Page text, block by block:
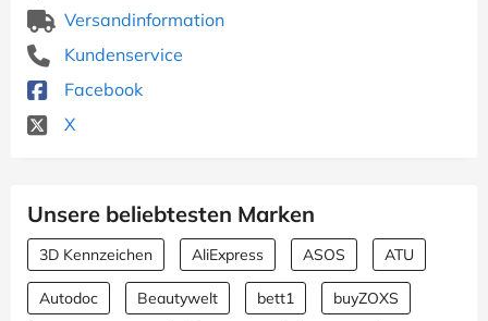
Versandinformation
Kundenservice
Facebook
X
Unsere beliebtesten Marken
3D Kennzeichen AliExpress ASOS ATU
Autodoc Beautywelt bett1 buyZOXS